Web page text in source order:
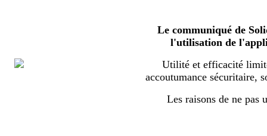
Le communiqué de
l'utilisation de
Utilité et efficacité
accoutumance sécuritaire,
Les raisons de ne pas